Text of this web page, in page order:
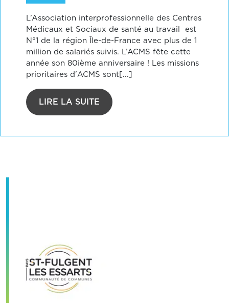
L’Association interprofessionnelle des Centres
Médicaux et Sociaux de santé au travail est
N°1 de la région Île-de-France avec plus de 1
million de salariés suivis. L’ACMS fête cette
année son 80ième anniversaire ! Les missions
prioritaires d'ACMS sont[...]
LIRE LA SUITE